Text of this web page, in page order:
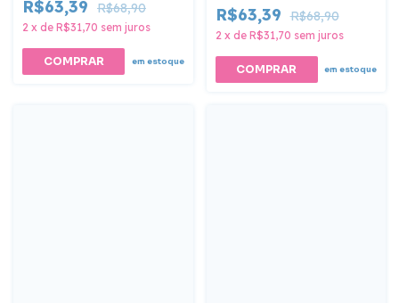
R$63,39 R$68,90
2 x de R$31,70 sem juros
COMPRAR em estoque
R$63,39 R$68,90
2 x de R$31,70 sem juros
COMPRAR em estoque